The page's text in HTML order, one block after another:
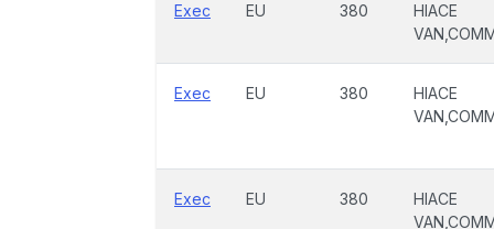
Exec EU 380
HIACE
Exec EU 380
HIACE
Exec EU 380
HIACE